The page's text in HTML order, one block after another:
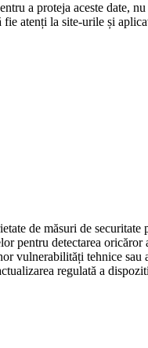
a proteja aceste date, nu
atenți la site-urile și
de măsuri de
pentru detectarea oricăror
vulnerabilități tehnice
regulată a